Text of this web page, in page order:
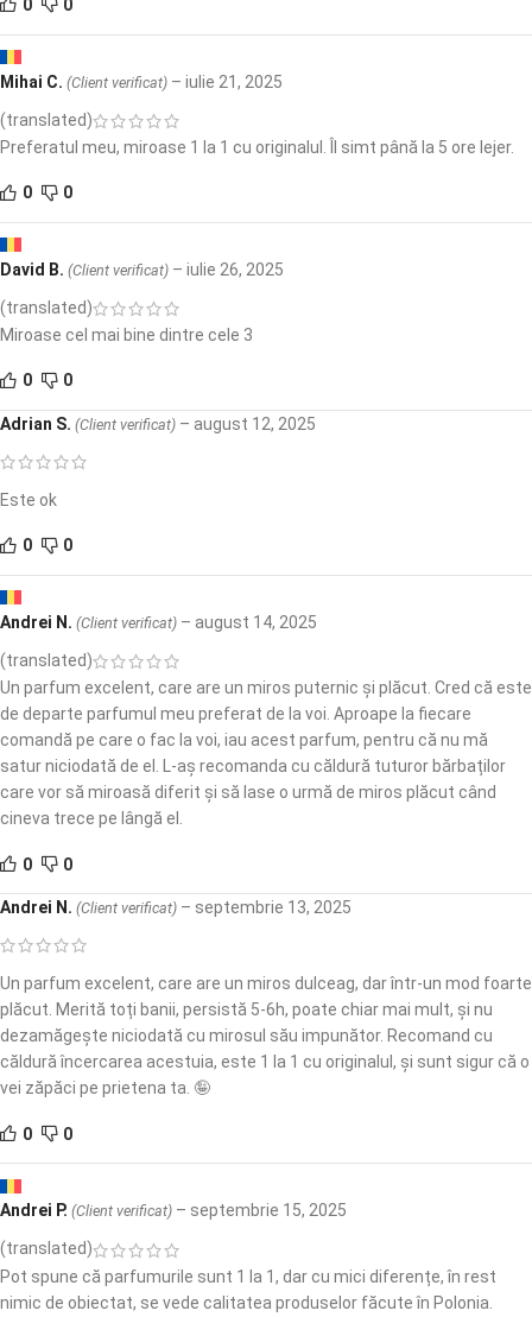
0 0
Mihai C. (Client verificat) – iulie 21, 2025
(translated)
Preferatul meu, miroase 1 la 1 cu originalul. Îl simt până la 5 ore lejer.
0 0
David B. (Client verificat) – iulie 26, 2025
(translated)
Miroase cel mai bine dintre cele 3
0 0
Adrian S. (Client verificat) – august 12, 2025
Este ok
0 0
Andrei N. (Client verificat) – august 14, 2025
(translated)
Un parfum excelent, care are un miros puternic și plăcut. Cred că este
de departe parfumul meu preferat de la voi. Aproape la fiecare
comandă pe care o fac la voi, iau acest parfum, pentru că nu mă
satur niciodată de el. L-aș recomanda cu căldură tuturor bărbaților
care vor să miroasă diferit și să lase o urmă de miros plăcut când
cineva trece pe lângă el.
0 0
Andrei N. (Client verificat) – septembrie 13, 2025
Un parfum excelent, care are un miros dulceag, dar într-un mod foarte
plăcut. Merită toți banii, persistă 5-6h, poate chiar mai mult, și nu
dezamăgește niciodată cu mirosul său impunător. Recomand cu
căldură încercarea acestuia, este 1 la 1 cu originalul, și sunt sigur că o
vei zăpăci pe prietena ta. 🤪
0 0
Andrei P. (Client verificat) – septembrie 15, 2025
(translated)
Pot spune că parfumurile sunt 1 la 1, dar cu mici diferențe, în rest
nimic de obiectat, se vede calitatea produselor făcute în Polonia.